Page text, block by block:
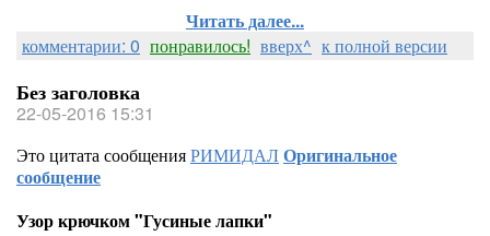
Читать далее...
комментарии: 0 понравилось! вверх^ к полной версии
Без заголовка
22-05-2016 15:31
Это цитата сообщенияРИМИДАЛОригинальное
сообщение
Узор крючком "Гусиные лапки"